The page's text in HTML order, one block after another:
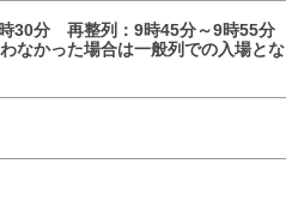
30分 再整列：9時45分～9時55分
かった場合は一般列での入場とな